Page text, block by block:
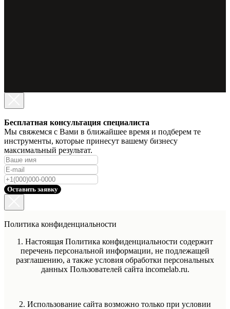
Бесплатная консультация специалиста
Мы свяжемся с Вами в ближайшее время и подберем те
инструменты, которые принесут вашему бизнесу
максимальный результат.
Оставить заявку
Политика конфиденциальности
1. Настоящая Политика конфиденциальности содержит
перечень персональной информации, не подлежащей
разглашению, а также условия обработки персональных
данных Пользователей сайта incomelab.ru.
2. Использование сайта возможно только при условии